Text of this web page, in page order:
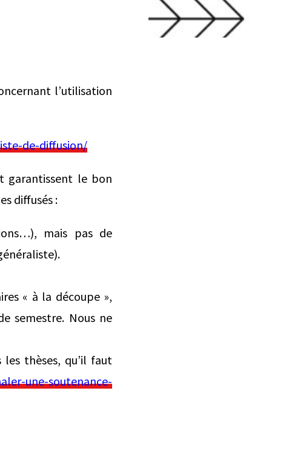
l’utilisation
de-diffusion/
garantissent le bon
diffusés :
mais pas de
« à la découpe »,
semestre. Nous ne
les thèses, qu’il faut
une-soutenance-